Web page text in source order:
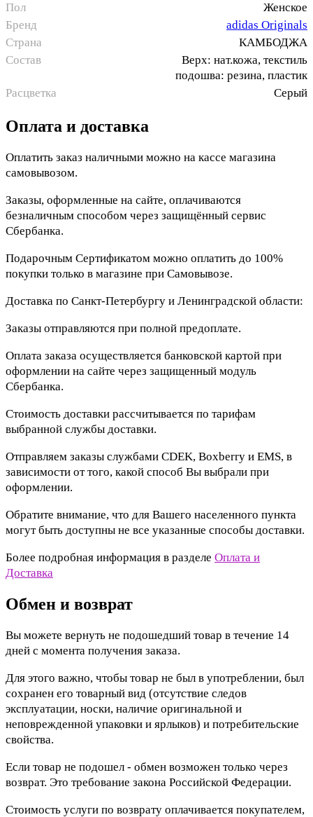
Пол
Женское
Бренд
adidas Originals
Страна
КАМБОДЖА
Состав
Верх: нат.кожа, текстиль
подошва: резина, пластик
Расцветка
Серый
Оплата и доставка
Оплатить заказ наличными можно на кассе магазина
самовывозом.
Заказы, оформленные на сайте, оплачиваются
безналичным способом через защищённый сервис
Сбербанка.
Подарочным Сертификатом можно оплатить до 100%
покупки только в магазине при Самовывозе.
Доставка по Санкт-Петербургу и Ленинградской области:
Заказы отправляются при полной предоплате.
Оплата заказа осуществляется банковской картой при
оформлении на сайте через защищенный модуль
Сбербанка.
Стоимость доставки рассчитывается по тарифам
выбранной службы доставки.
Отправляем заказы службами CDEK, Boxberry и EMS, в
зависимости от того, какой способ Вы выбрали при
оформлении.
Обратите внимание, что для Вашего населенного пункта
могут быть доступны не все указанные способы доставки.
Более подробная информация в разделе Оплата и
Доставка
Обмен и возврат
Вы можете вернуть не подошедший товар в течение 14
дней с момента получения заказа.
Для этого важно, чтобы товар не был в употреблении, был
сохранен его товарный вид (отсутствие следов
эксплуатации, носки, наличие оригинальной и
неповрежденной упаковки и ярлыков) и потребительские
свойства.
Если товар не подошел - обмен возможен только через
возврат. Это требование закона Российской Федерации.
Стоимость услуги по возврату оплачивается покупателем,